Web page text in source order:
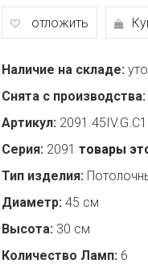
отложить
Наличие на складе:
Снята с производства:
Артикул: 2091.45IV.G.C1
Серия: 2091 товары
Тип изделия:
Диаметр: 45 см
Высота: 30 см
Количество Ламп: 6